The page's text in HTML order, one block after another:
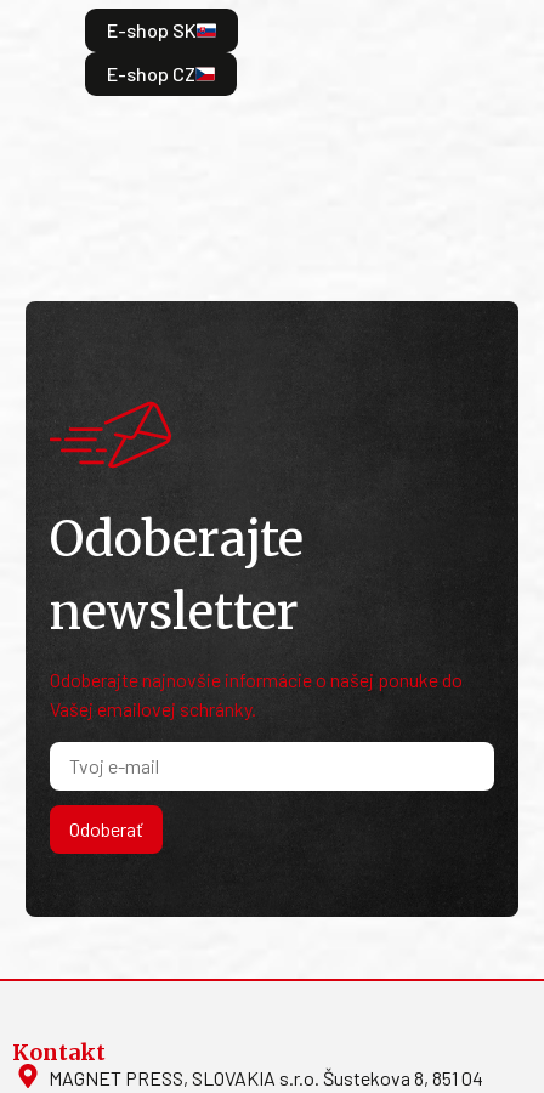
E-shop SK
E-shop CZ
Odoberajte
newsletter
Odoberajte najnovšie informácie o našej ponuke do
Vašej emailovej schránky.
Odoberať
Kontakt
MAGNET PRESS, SLOVAKIA s.r.o. Šustekova 8, 851 04